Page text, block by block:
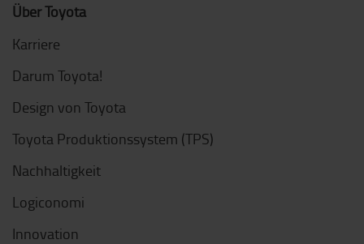
Über Toyota
Karriere
Darum Toyota!
Design von Toyota
Toyota Produktionssystem (TPS)
Nachhaltigkeit
Logiconomi
Innovation